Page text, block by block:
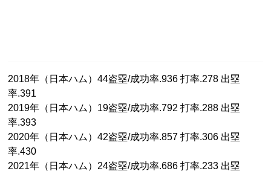
2018年（日本ハム）44盗塁/成功率.936 打率.278 出塁
率.391
2019年（日本ハム）19盗塁/成功率.792 打率.288 出塁
率.393
2020年（日本ハム）42盗塁/成功率.857 打率.306 出塁
率.430
2021年（日本ハム）24盗塁/成功率.686 打率.233 出塁